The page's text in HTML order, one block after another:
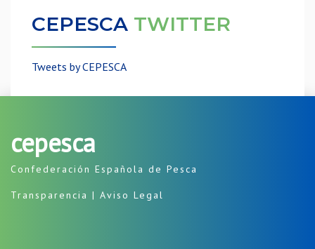
CEPESCA TWITTER
Tweets by CEPESCA
cepesca
Confederación Española de Pesca
Transparencia | Aviso Legal